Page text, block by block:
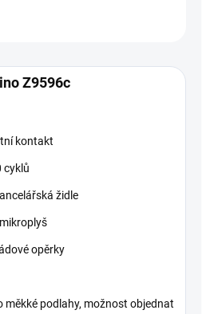
Z9596c
kontakt
cyklů
židle
opěrky
měkké podlahy, možnost objednat